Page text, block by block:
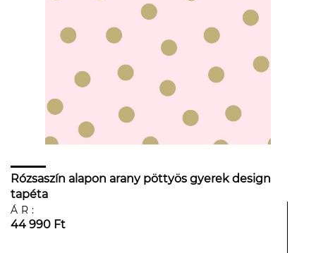
Rózsaszín alapon arany pöttyös gyerek design
tapéta
ÁR:
44 990 Ft